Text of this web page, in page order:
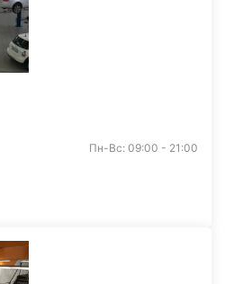
Пн-Вс: 09:00 - 21:00